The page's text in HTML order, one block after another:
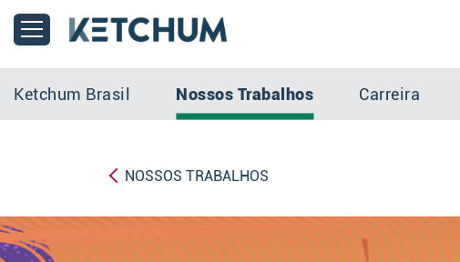
Ketchum Brasil Nossos Trabalhos Carreira
NOSSOS TRABALHOS